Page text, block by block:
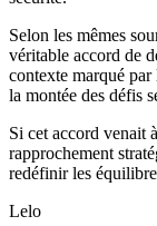
Selon les mêmes
véritable accord de
contexte marqué par
la montée des défis
Si cet accord venait
rapprochement
redéfinir les
Lelo